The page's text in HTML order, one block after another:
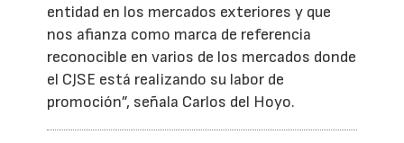
entidad en los mercados exteriores y que
nos afianza como marca de referencia
reconocible en varios de los mercados donde
el CJSE está realizando su labor de
promoción”, señala Carlos del Hoyo.